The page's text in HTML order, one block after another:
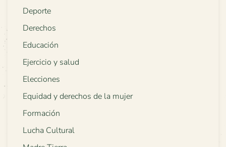
Deporte
Derechos
Educación
Ejercicio y salud
Elecciones
Equidad y derechos de la mujer
Formación
Lucha Cultural